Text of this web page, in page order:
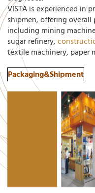
VISTA is experienced in
shipmen, offering
including mining
sugar refinery,
textile machinery, paper
Packaging&Shipment